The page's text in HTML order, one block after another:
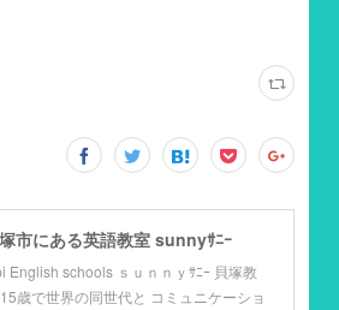
市にある英語教室 sunnyｻﾆｰ
English schools ｓｕｎｎｙｻﾆｰ 貝塚教
歳で世界の同世代と コミュニケーショ